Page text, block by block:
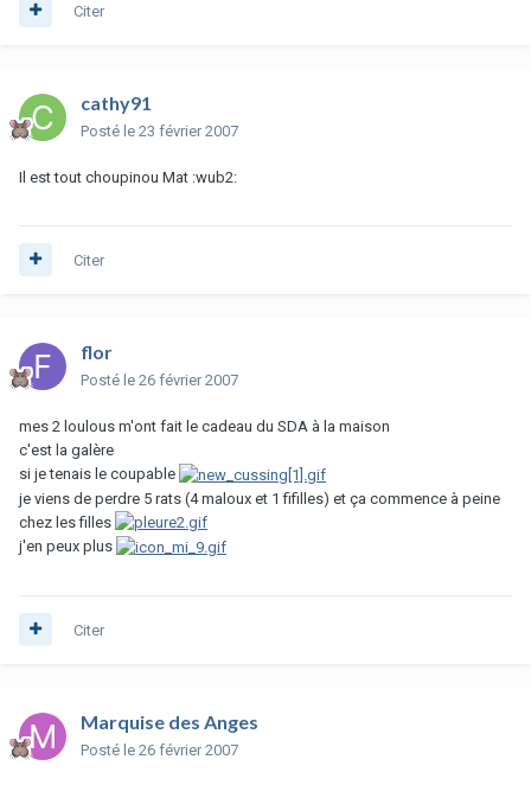
Citer
cathy91
Posté le 23 février 2007
Il est tout choupinou Mat :wub2:
Citer
flor
Posté le 26 février 2007
mes 2 loulous m'ont fait le cadeau du SDA à la maison
c'est la galère
si je tenais le coupable
je viens de perdre 5 rats (4 maloux et 1 fifilles) et ça commence à peine
chez les filles
j'en peux plus
Citer
Marquise des Anges
Posté le 26 février 2007